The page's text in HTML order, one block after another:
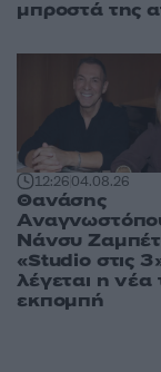
μπροστά της
12:2604.08.26
Θανάσης
Νάνσυ
«Studio στις
λέγεται η νέα
εκπομπή